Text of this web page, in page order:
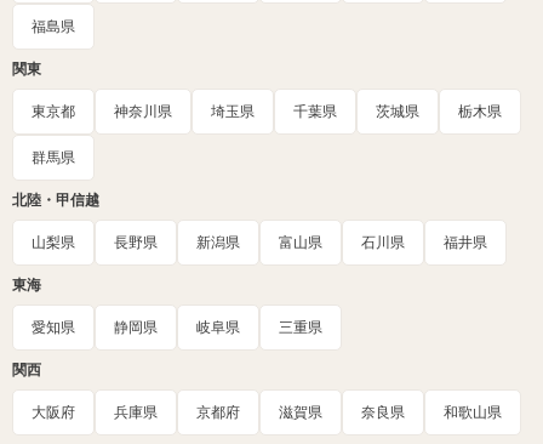
福島県
関東
東京都 神奈川県 埼玉県 千葉県 茨城県 栃木県
群馬県
北陸・甲信越
山梨県 長野県 新潟県 富山県 石川県 福井県
東海
愛知県 静岡県 岐阜県 三重県
関西
大阪府 兵庫県 京都府 滋賀県 奈良県 和歌山県